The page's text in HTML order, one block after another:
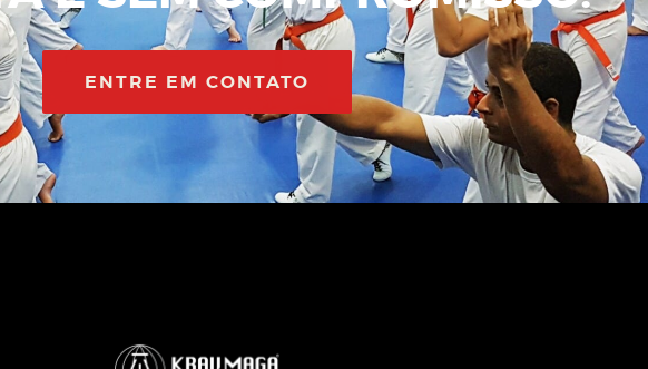
ENTRE EM CONTATO